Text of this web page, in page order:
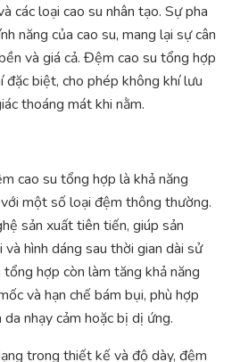
các loại cao su nhân tạo. Sự pha
năng của cao su, mang lại sự cân
và giá cả. Đệm cao su tổng hợp
biệt, cho phép không khí lưu
thoáng mát khi nằm.
cao su tổng hợp là khả năng
một số loại đệm thông thường.
sản xuất tiên tiến, giúp sản
hình dáng sau thời gian dài sử
hợp còn làm tăng khả năng
và hạn chế bám bụi, phù hợp
nhạy cảm hoặc bị dị ứng.
trong thiết kế và độ dày, đệm